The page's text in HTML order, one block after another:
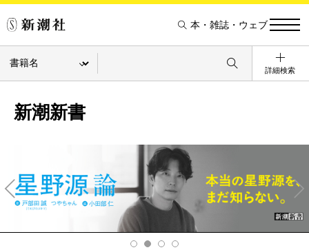
本・雑誌・ウェブ
詳細検索
新潮新書
v
Ne
xt